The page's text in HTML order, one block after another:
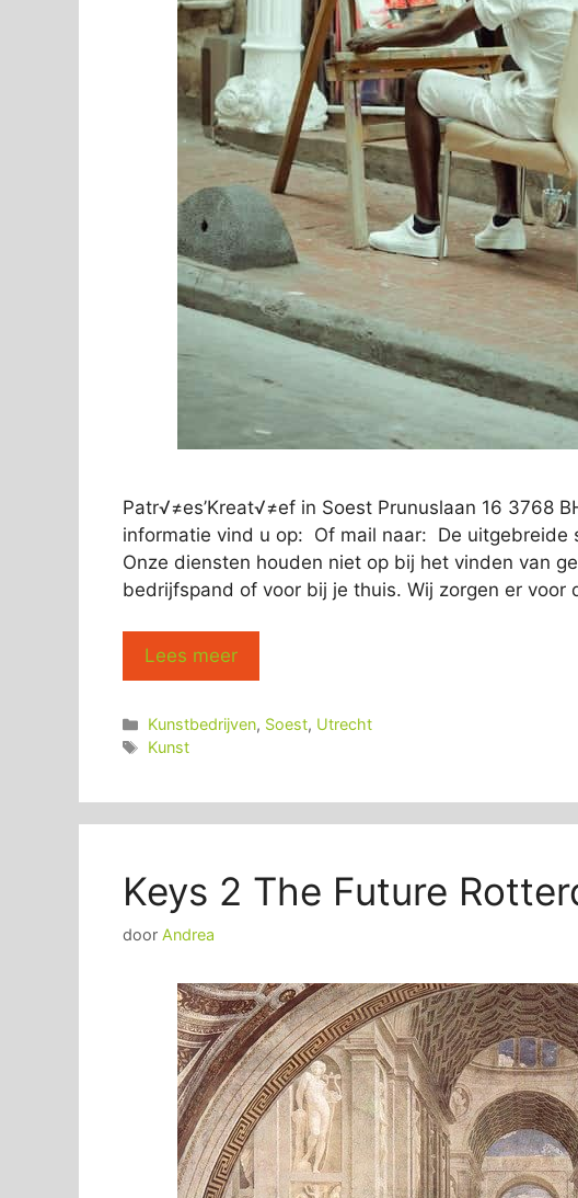
Patr√≠es’Kreat√≠ef in Soest Prunuslaan 16 3768
informatie vind u op: Of mail naar: De uitgebreide
Onze diensten houden niet op bij het vinden van
bedrijfspand of voor bij je thuis. Wij zorgen er
Lees meer
Categorieën
Kunstbedrijven, Soest, Utrecht
Tags
Kunst
Keys 2 The Future
door Andrea